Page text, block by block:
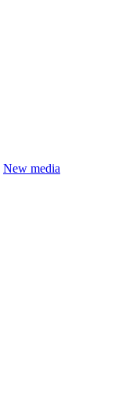
New media